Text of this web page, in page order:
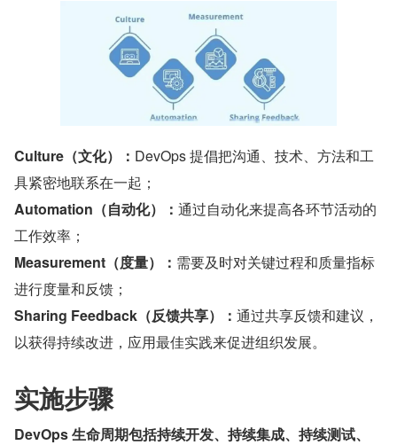
Culture（文化）： DevOps 提倡把沟通、技术、方法和工
具紧密地联系在一起；
Automation（自动化）： 通过自动化来提高各环节活动的
工作效率；
Measurement（度量）： 需要及时对关键过程和质量指标
进行度量和反馈；
Sharing Feedback（反馈共享）： 通过共享反馈和建议，
以获得持续改进，应用最佳实践来促进组织发展。
实施步骤
DevOps 生命周期包括持续开发、持续集成、持续测试、